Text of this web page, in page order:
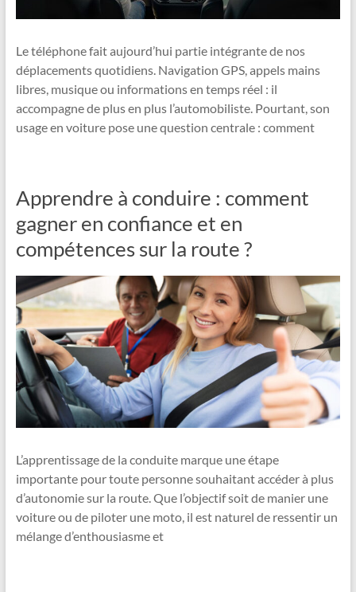
Le téléphone fait aujourd’hui partie intégrante de nos
déplacements quotidiens. Navigation GPS, appels mains
libres, musique ou informations en temps réel : il
accompagne de plus en plus l’automobiliste. Pourtant, son
usage en voiture pose une question centrale : comment
Apprendre à conduire : comment
gagner en confiance et en
compétences sur la route ?
L’apprentissage de la conduite marque une étape
importante pour toute personne souhaitant accéder à plus
d’autonomie sur la route. Que l’objectif soit de manier une
voiture ou de piloter une moto, il est naturel de ressentir un
mélange d’enthousiasme et